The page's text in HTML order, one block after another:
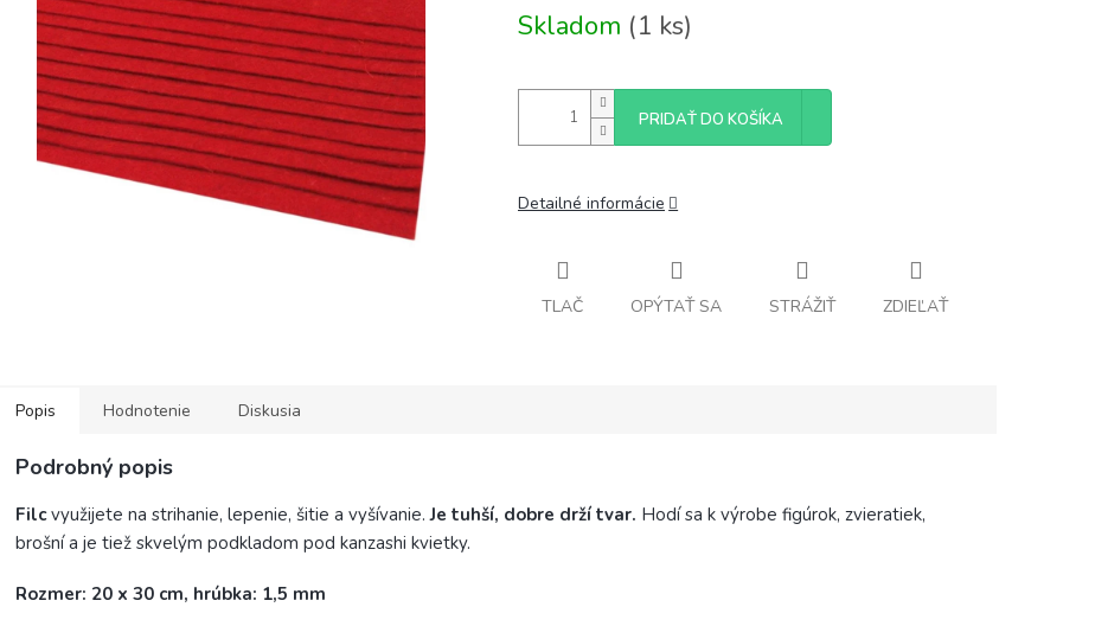
hviezdičiek.
cena:
Skladom (1 ks)
PRIDAŤ DO KOŠÍKA
Detailné informácie
TLAČ OPÝTAŤ SA STRÁŽIŤ ZDIEĽAŤ
Popis Hodnotenie Diskusia
Podrobný popis
Filcvyužijete na strihanie, lepenie, šitie a vyšívanie.Je tuhší, dobre drží tvar. Hodí sa k výrobe figúrok, zvieratiek,
brošní a je tiež skvelým podkladom pod kanzashi kvietky.
Rozmer: 20 x 30 cm, hrúbka: 1,5 mm